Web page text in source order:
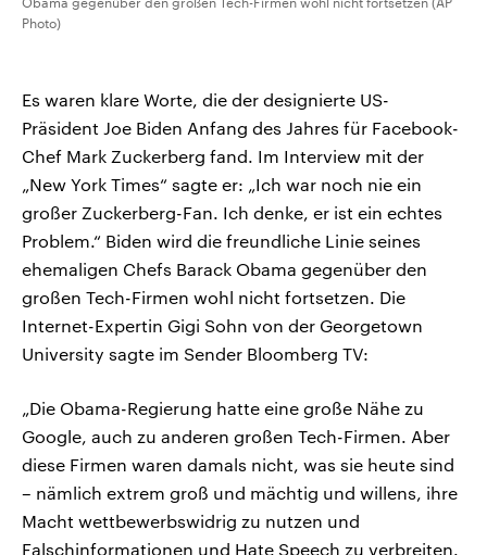
Photo)
Es waren klare Worte, die der designierte US-
Präsident Joe Biden Anfang des Jahres für Facebook-
Chef Mark Zuckerberg fand. Im Interview mit der
„New York Times“ sagte er: „Ich war noch nie ein
großer Zuckerberg-Fan. Ich denke, er ist ein echtes
Problem.“ Biden wird die freundliche Linie seines
ehemaligen Chefs Barack Obama gegenüber den
großen Tech-Firmen wohl nicht fortsetzen. Die
Internet-Expertin Gigi Sohn von der Georgetown
University sagte im Sender Bloomberg TV:
„Die Obama-Regierung hatte eine große Nähe zu
Google, auch zu anderen großen Tech-Firmen. Aber
diese Firmen waren damals nicht, was sie heute sind
– nämlich extrem groß und mächtig und willens, ihre
Macht wettbewerbswidrig zu nutzen und
Falschinformationen und Hate Speech zu verbreiten.